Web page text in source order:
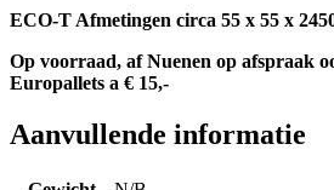
ECO-T Afmetingen circa 55 x 55 x
Op voorraad, af Nuenen op afspraak
Europallets a € 15,-
Aanvullende informatie